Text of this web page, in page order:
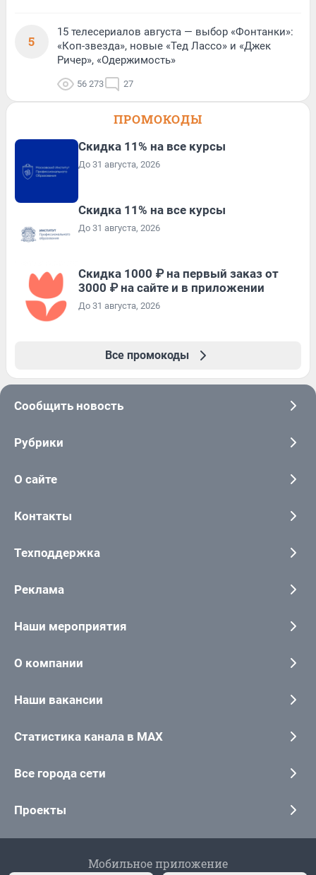
5
15 телесериалов августа — выбор «Фонтанки»:
«Коп-звезда», новые «Тед Лассо» и «Джек
Ричер», «Одержимость»
56 273 27
ПРОМОКОДЫ
Скидка 11% на все курсы
До 31 августа, 2026
Скидка 11% на все курсы
До 31 августа, 2026
Скидка 1000 ₽ на первый заказ от
3000 ₽ на сайте и в приложении
До 31 августа, 2026
Все промокоды
Сообщить новость
Рубрики
О сайте
Контакты
Техподдержка
Реклама
Наши мероприятия
О компании
Наши вакансии
Статистика канала в MAX
Все города сети
Проекты
Мобильное приложение